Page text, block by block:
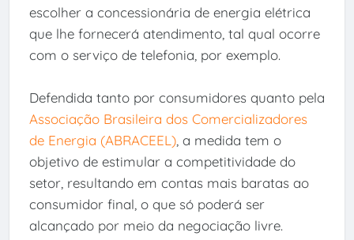
escolher a concessionária de energia elétrica
que lhe fornecerá atendimento, tal qual ocorre
com o serviço de telefonia, por exemplo.
Defendida tanto por consumidores quanto pela
Associação Brasileira dos Comercializadores
de Energia (ABRACEEL), a medida tem o
objetivo de estimular a competitividade do
setor, resultando em contas mais baratas ao
consumidor final, o que só poderá ser
alcançado por meio da negociação livre.